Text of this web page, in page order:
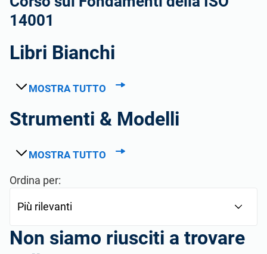
14001
Libri Bianchi
MOSTRA TUTTO
Strumenti & Modelli
MOSTRA TUTTO
Ordina per:
Non siamo riusciti a trovare